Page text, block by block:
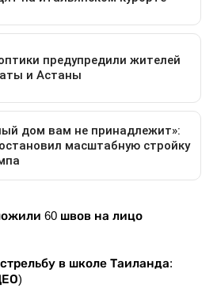
60 швов на лицо
в школе Таиланда: